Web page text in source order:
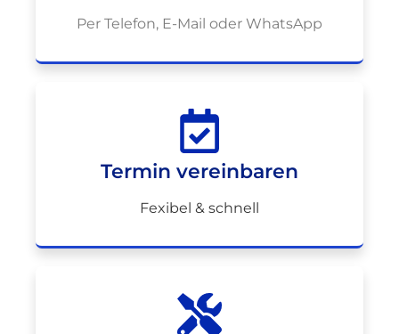
Per Telefon, E-Mail oder WhatsApp
Termin vereinbaren
Fexibel & schnell